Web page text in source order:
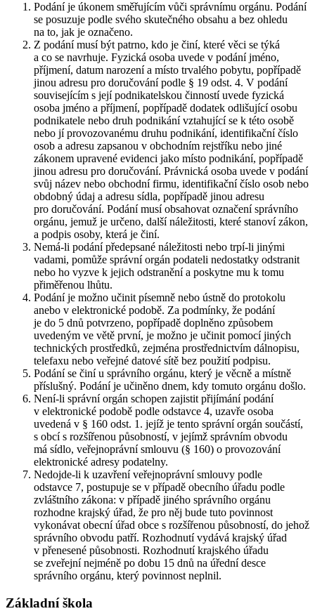
Podání je úkonem směřujícím vůči správnímu orgánu. Podání
se posuzuje podle svého skutečného obsahu a bez ohledu
na to, jak je označeno.
Z podání musí být patrno, kdo je činí, které věci se týká
a co se navrhuje. Fyzická osoba uvede v podání jméno,
příjmení, datum narození a místo trvalého pobytu, popřípadě
jinou adresu pro doručování podle § 19 odst. 4. V podání
souvisejícím s její podnikatelskou činností uvede fyzická
osoba jméno a příjmení, popřípadě dodatek odlišující osobu
podnikatele nebo druh podnikání vztahující se k této osobě
nebo jí provozovanému druhu podnikání, identifikační číslo
osob a adresu zapsanou v obchodním rejstříku nebo jiné
zákonem upravené evidenci jako místo podnikání, popřípadě
jinou adresu pro doručování. Právnická osoba uvede v podání
svůj název nebo obchodní firmu, identifikační číslo osob nebo
obdobný údaj a adresu sídla, popřípadě jinou adresu
pro doručování. Podání musí obsahovat označení správního
orgánu, jemuž je určeno, další náležitosti, které stanoví zákon,
a podpis osoby, která je činí.
Nemá-li podání předepsané náležitosti nebo trpí-li jinými
vadami, pomůže správní orgán podateli nedostatky odstranit
nebo ho vyzve k jejich odstranění a poskytne mu k tomu
přiměřenou lhůtu.
Podání je možno učinit písemně nebo ústně do protokolu
anebo v elektronické podobě. Za podmínky, že podání
je do 5 dnů potvrzeno, popřípadě doplněno způsobem
uvedeným ve větě první, je možno je učinit pomocí jiných
technických prostředků, zejména prostřednictvím dálnopisu,
telefaxu nebo veřejné datové sítě bez použití podpisu.
Podání se činí u správního orgánu, který je věcně a místně
příslušný. Podání je učiněno dnem, kdy tomuto orgánu došlo.
Není-li správní orgán schopen zajistit přijímání podání
v elektronické podobě podle odstavce 4, uzavře osoba
uvedená v § 160 odst. 1. jejíž je tento správní orgán součástí,
s obcí s rozšířenou působností, v jejímž správním obvodu
má sídlo, veřejnoprávní smlouvu (§ 160) o provozování
elektronické adresy podatelny.
Nedojde-li k uzavření veřejnoprávní smlouvy podle
odstavce 7, postupuje se v případě obecního úřadu podle
zvláštního zákona: v případě jiného správního orgánu
rozhodne krajský úřad, že pro něj bude tuto povinnost
vykonávat obecní úřad obce s rozšířenou působností, do jehož
správního obvodu patří. Rozhodnutí vydává krajský úřad
v přenesené působnosti. Rozhodnutí krajského úřadu
se zveřejní nejméně po dobu 15 dnů na úřední desce
správního orgánu, který povinnost neplnil.
Základní škola